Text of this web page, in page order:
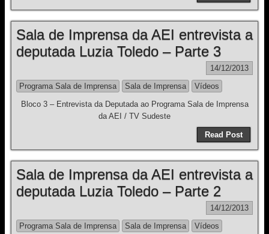
Sala de Imprensa da AEI entrevista a
deputada Luzia Toledo – Parte 3
14/12/2013
Programa Sala de Imprensa
Sala de Imprensa
Vídeos
Bloco 3 – Entrevista da Deputada ao Programa Sala de Imprensa
da AEI / TV Sudeste
Read Post
Sala de Imprensa da AEI entrevista a
deputada Luzia Toledo – Parte 2
14/12/2013
Programa Sala de Imprensa
Sala de Imprensa
Vídeos